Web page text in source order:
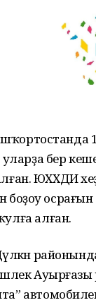
уларҙа бер
алған. ЮХХДИ
боҙоу
алған.